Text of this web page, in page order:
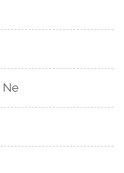
Ne